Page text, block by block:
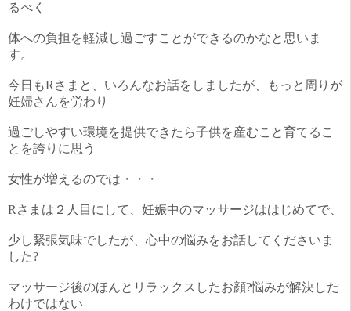
るべく
体への負担を軽減し過ごすことができるのかなと思いま
す。
今日もRさまと、いろんなお話をしましたが、もっと周りが
妊婦さんを労わり
過ごしやすい環境を提供できたら子供を産むこと育てるこ
とを誇りに思う
女性が増えるのでは・・・
Rさまは２人目にして、妊娠中のマッサージははじめてで、
少し緊張気味でしたが、心中の悩みをお話してくださいま
した?
マッサージ後のほんとリラックスしたお顔?悩みが解決した
わけではない